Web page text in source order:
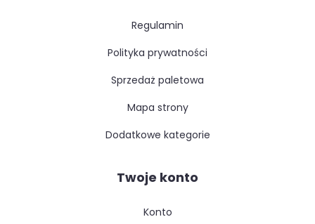
regulamin
polityka prywatności
sprzedaż paletowa
mapa strony
dodatkowe kategorie
Twoje konto
konto